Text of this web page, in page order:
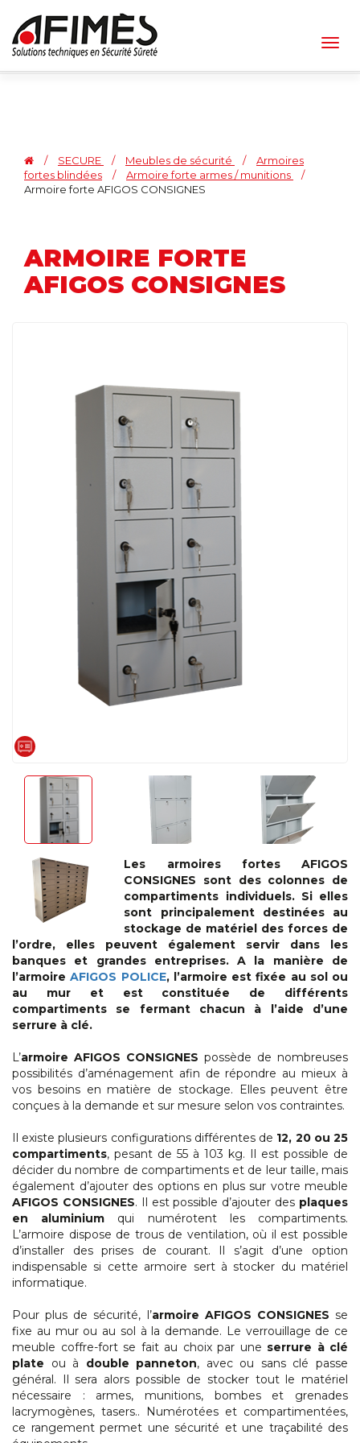
/ SECURE / Meubles de sécurité /
Armoires
fortes blindées
/ Armoire forte armes / munitions
/
Armoire forte AFIGOS CONSIGNES
ARMOIRE FORTE
AFIGOS CONSIGNES
Les armoires fortes AFIGOS
CONSIGNES sont des colonnes de
compartiments individuels. Si elles
sont principalement destinées au
stockage de matériel des forces de
l’ordre, elles peuvent également servir dans les
banques et grandes entreprises. A la manière de
l’armoireAFIGOS POLICE, l’armoire est fixée au sol ou
au mur et est constituée de différents
compartiments se fermant chacun à l’aide d’une
serrure à clé.
L’armoire AFIGOS CONSIGNES possède de nombreuses
possibilités d’aménagement afin de répondre au mieux à
vos besoins en matière de stockage. Elles peuvent être
conçues à la demande et sur mesure selon vos contraintes.
Il existe plusieurs configurations différentes de 12, 20 ou 25
compartiments, pesant de 55 à 103 kg. Il est possible de
décider du nombre de compartiments et de leur taille, mais
également d’ajouter des options en plus sur votre meuble
AFIGOS CONSIGNES. Il est possible d’ajouter des plaques
en aluminium qui numérotent les compartiments.
L’armoire dispose de trous de ventilation, où il est possible
d’installer des prises de courant. Il s’agit d’une option
indispensable si cette armoire sert à stocker du matériel
informatique.
Pour plus de sécurité, l’armoire AFIGOS CONSIGNES se
fixe au mur ou au sol à la demande. Le verrouillage de ce
meuble coffre-fort se fait au choix par une serrure à clé
plate ou à double panneton, avec ou sans clé passe
général. Il sera alors possible de stocker tout le matériel
nécessaire : armes, munitions, bombes et grenades
lacrymogènes, tasers.. Numérotées et compartimentées,
ce rangement permet une sécurité et une traçabilité des